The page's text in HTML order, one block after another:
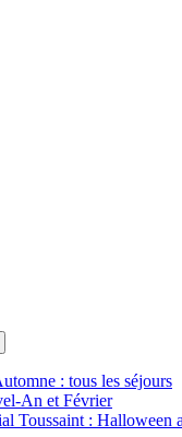
: tous les séjours
An et Février
Toussaint : Halloween